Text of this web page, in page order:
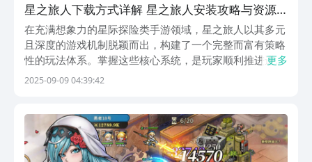
星之旅人下载方式详解 星之旅人安装攻略与资源
地址
在充满想象力的星际探险类手游领域，星之旅人以其多元
且深度的游戏机制脱颖而出，构建了一个完整而富有策略
性的玩法体系。掌握这些核心系统，是玩家顺利推进进
程、深入体验游戏魅力的关键所在。星之旅人下载方式的
更多
2025-09-09 04:39:42